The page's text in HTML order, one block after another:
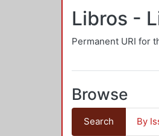
Libros -
Permanent URI for
Browse
Search By